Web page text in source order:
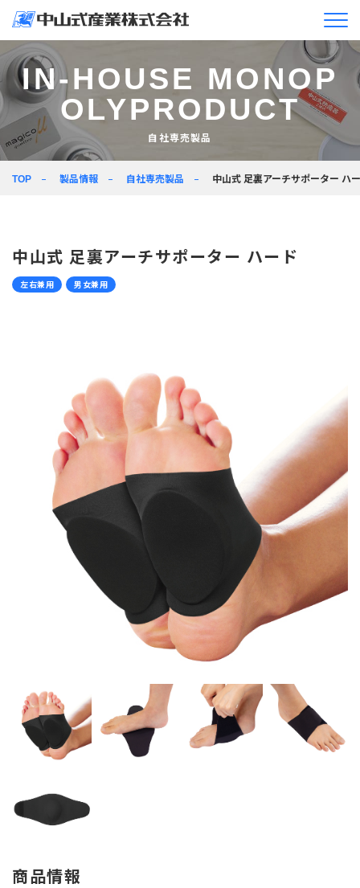
企業情報
ニュースリリース＆トピックス
製品情報
IN-HOUSE MONOP
OLYPRODUCT
自社専売製品
TOP 製品情報 自社専売製品 中山式 足裏アーチサポーター ハ
中山式 足裏アーチサポーター ハード
左右兼用 男女兼用
商品情報